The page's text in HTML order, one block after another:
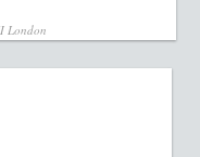
London